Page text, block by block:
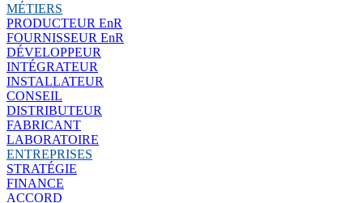
MÉTIERS
PRODUCTEUR EnR
FOURNISSEUR EnR
DÉVELOPPEUR
INTÉGRATEUR
INSTALLATEUR
CONSEIL
DISTRIBUTEUR
FABRICANT
LABORATOIRE
ENTREPRISES
STRATÉGIE
FINANCE
ACCORD